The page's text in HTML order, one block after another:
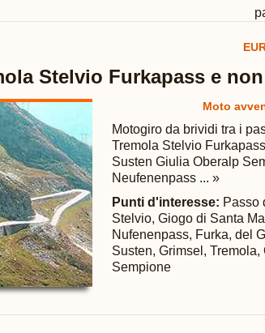
Stelvio Furkapass e
Moto
Motogiro da brividi tra i
Tremola Stelvio
Susten Giulia Oberalp
Neufenenpass ... »
Punti d'interesse: Passo
Stelvio, Giogo di Santa
Nufenenpass, Furka, del
Susten, Grimsel, Tremola,
Sempione